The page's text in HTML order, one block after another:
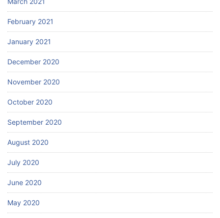
February 2021
January 2021
December 2020
November 2020
October 2020
September 2020
August 2020
July 2020
June 2020
May 2020